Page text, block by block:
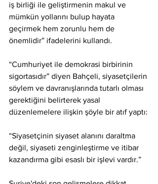
iş birliği ile geliştirmenin makul ve
mümkün yollarını bulup hayata
geçirmek hem zorunlu hem de
önemlidir” ifadelerini kullandı.
“Cumhuriyet ile demokrasi birbirinin
sigortasıdır” diyen Bahçeli, siyasetçilerin
söylem ve davranışlarında tutarlı olması
gerektiğini belirterek yasal
düzenlemelere ilişkin şöyle bir atıf yaptı:
“Siyasetçinin siyaset alanını daraltma
değil, siyaseti zenginleştirme ve itibar
kazandırma gibi esaslı bir işlevi vardır.”